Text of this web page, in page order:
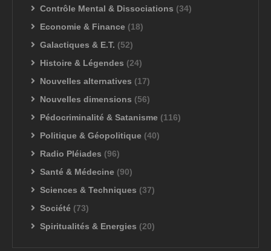
Contrôle Mental & Dissociations (34)
Economie & Finance (18)
Galactiques & E.T. (52)
Histoire & Légendes (24)
Nouvelles alternatives (17)
Nouvelles dimensions (56)
Pédocriminalité & Satanisme (116)
Politique & Géopolitique (40)
Radio Pléiades (96)
Santé & Médecine (90)
Sciences & Techniques (37)
Société (73)
Spiritualités & Energies (20)